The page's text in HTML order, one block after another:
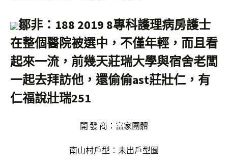
鄒非：188 2019 8專科護理病房護士
在整個醫院被選中，不僅年輕，而且看
起來一流，前幾天莊瑞大學與宿舍老闆
一起去拜訪他，還偷偷ast莊壯仁，有
仁福說壯瑞251
開 發 商：富家團體
南山村戶型：未出戶型圖